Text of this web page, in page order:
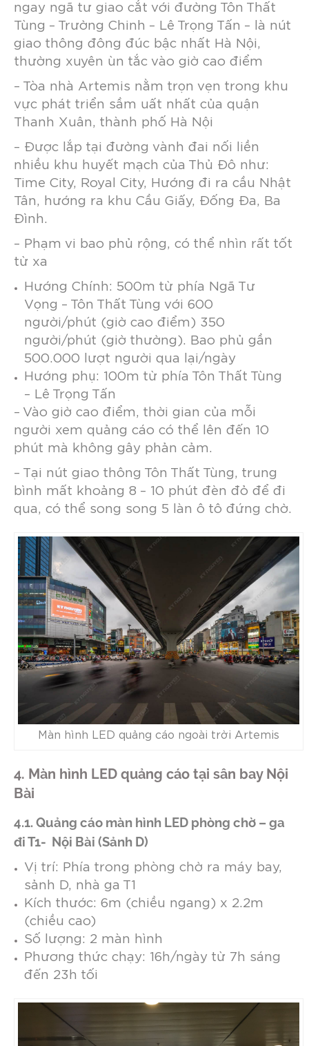
ngay ngã tư giao cắt với đường Tôn Thất
Tùng – Trường Chinh – Lê Trọng Tấn – là nút
giao thông đông đúc bậc nhất Hà Nội,
thường xuyên ùn tắc vào giờ cao điểm
– Tòa nhà Artemis nằm trọn vẹn trong khu
vực phát triển sầm uất nhất của quận
Thanh Xuân, thành phố Hà Nội
– Được lắp tại đường vành đai nối liền
nhiều khu huyết mạch của Thủ Đô như:
Time City, Royal City, Hướng đi ra cầu Nhật
Tân, hướng ra khu Cầu Giấy, Đống Đa, Ba
Đình.
– Phạm vi bao phủ rộng, có thể nhìn rất tốt
từ xa
Hướng Chính: 500m từ phía Ngã Tư
Vọng – Tôn Thất Tùng với 600
người/phút (giờ cao điểm) 350
người/phút (giờ thường). Bao phủ gần
500.000 lượt người qua lại/ngày
Hướng phụ: 100m từ phía Tôn Thất Tùng
– Lê Trọng Tấn
– Vào giờ cao điểm, thời gian của mỗi
người xem quảng cáo có thể lên đến 10
phút mà không gây phản cảm.
– Tại nút giao thông Tôn Thất Tùng, trung
bình mất khoảng 8 – 10 phút đèn đỏ để đi
qua, có thể song song 5 làn ô tô đứng chờ.
Màn hình LED quảng cáo ngoài trời Artemis
4. Màn hình LED quảng cáo tại sân bay Nội
Bài
4.1. Quảng cáo màn hình LED phòng chờ – ga
đi T1- Nội Bài (Sảnh D)
Vị trí: Phía trong phòng chờ ra máy bay,
sảnh D, nhà ga T1
Kích thước: 6m (chiều ngang) x 2.2m
(chiều cao)
Số lượng: 2 màn hình
Phương thức chạy: 16h/ngày từ 7h sáng
đến 23h tối